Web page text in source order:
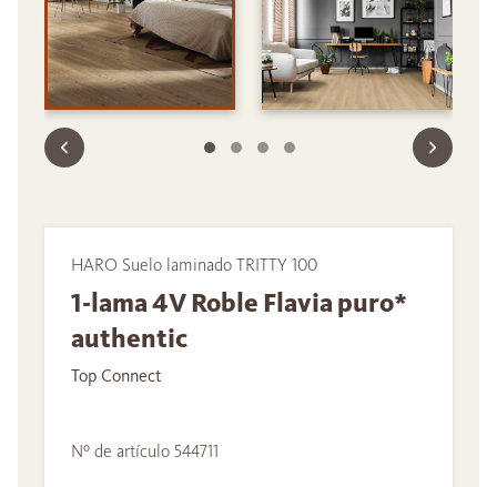
HARO Suelo laminado TRITTY 100
1-lama 4V Roble Flavia puro*
authentic
Top Connect
Nº de artículo 544711